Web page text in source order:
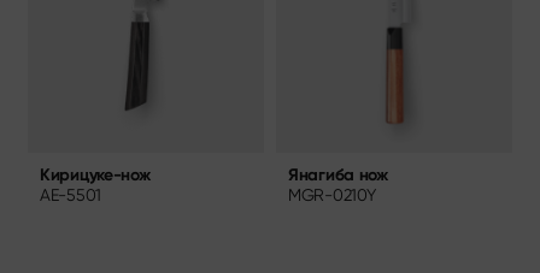
Кирицуке-нож
AE-5501
Янагиба нож
MGR-0210Y